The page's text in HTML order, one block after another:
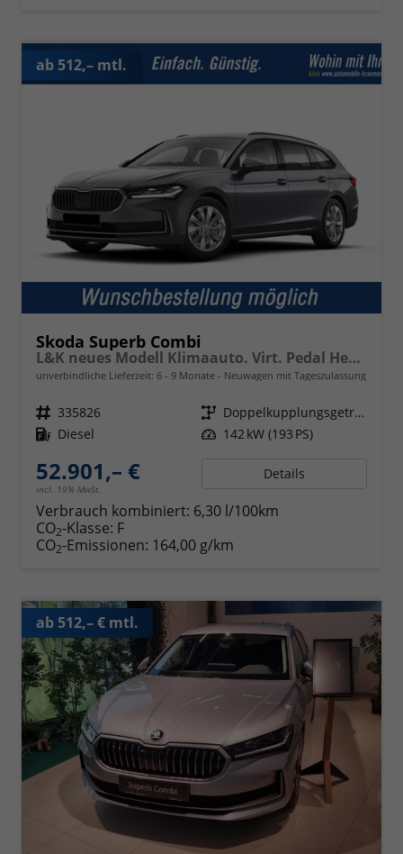
ab 512,– mtl.
Skoda Superb Combi
L&K neues Modell Klimaauto. Virt. Pedal Head up Displ. Kessy Navi. Kamera PDC SHZ
unverbindliche Lieferzeit: 6 - 9 Monate Neuwagen mit Tageszulassung
Fahrzeugnr. 335826 Getriebe
Doppelkupplungsgetriebe (DSG)
Kraftstoff Diesel Leistung 142 kW (193 PS)
52.901,– €
incl. 19% MwSt.
Details
Verbrauch kombiniert: 6,30 l/100km
CO2-Klasse: F
CO2-Emissionen: 164,00 g/km
ab 512,– € mtl.